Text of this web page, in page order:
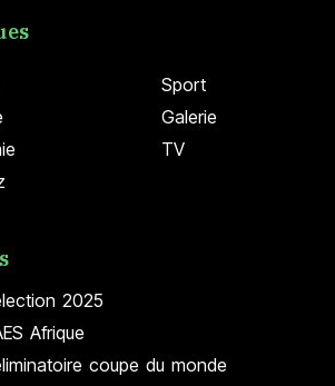
Sport
Galerie
TV
2025
Afrique
coupe du monde